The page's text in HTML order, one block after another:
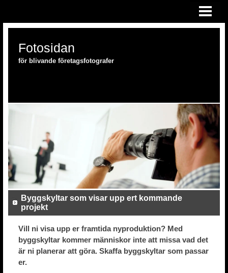
FOTOUTRUSTNING
Fotosidan
för blivande företagsfotografer
Byggskyltar som visar upp ert kommande
projekt
Vill ni visa upp er framtida nyproduktion? Med
byggskyltar kommer människor inte att missa vad det
är ni planerar att göra. Skaffa byggskyltar som passar
er.